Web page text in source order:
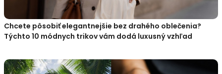
Chcete pôsobiť elegantnejšie bez drahého oblečenia?
Týchto 10 módnych trikov vám dodá luxusný vzhľad